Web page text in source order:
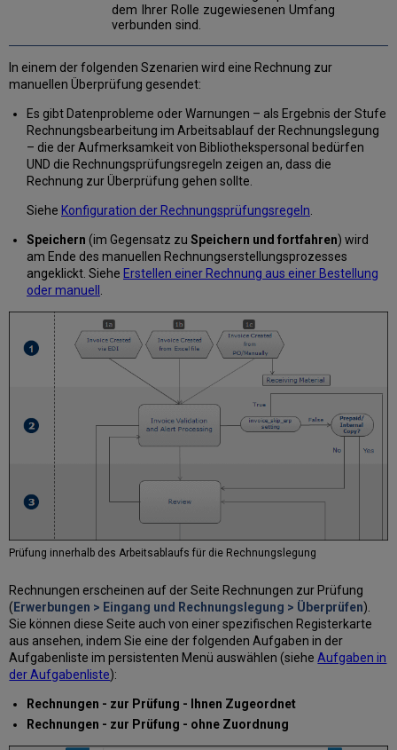
dem Ihrer Rolle zugewiesenen Umfang
verbunden sind.
In einem der folgenden Szenarien wird eine Rechnung zur
manuellen Überprüfung gesendet:
Es gibt Datenprobleme oder Warnungen – als Ergebnis der Stufe
Rechnungsbearbeitung im Arbeitsablauf der Rechnungslegung
– die der Aufmerksamkeit von Bibliothekspersonal bedürfen
UND die Rechnungsprüfungsregeln zeigen an, dass die
Rechnung zur Überprüfung gehen sollte.
Siehe Konfiguration der Rechnungsprüfungsregeln
Speichern (im Gegensatz zu Speichern und fortfahren) wird
am Ende des manuellen Rechnungserstellungsprozesses
angeklickt. Siehe Erstellen einer Rechnung aus einer Bestellung
oder manuell
Prüfung innerhalb des Arbeitsablaufs für die Rechnungslegung
Rechnungen erscheinen auf der Seite Rechnungen zur Prüfung
( Erwerbungen > Eingang und Rechnungslegung > Überprüfen).
Sie können diese Seite auch von einer spezifischen Registerkarte
aus ansehen, indem Sie eine der folgenden Aufgaben in der
Aufgabenliste im persistenten Menü auswählen (sieheAufgaben in
der Aufgabenliste):
Rechnungen - zur Prüfung - Ihnen Zugeordnet
Rechnungen - zur Prüfung - ohne Zuordnung